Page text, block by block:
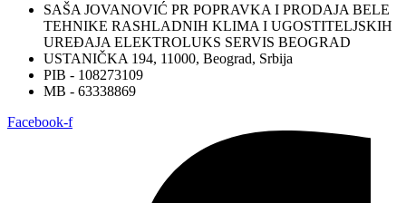
SAŠA JOVANOVIĆ PR POPRAVKA I PRODAJA BELE
TEHNIKE RASHLADNIH KLIMA I UGOSTITELJSKIH
UREĐAJA ELEKTROLUKS SERVIS BEOGRAD
USTANIČKA 194, 11000, Beograd, Srbija
PIB - 108273109
MB - 63338869
Facebook-f